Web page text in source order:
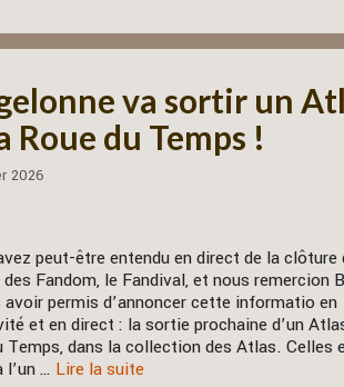
va sortir un
Roue du Temps !
2026
peut-être entendu en direct de la clôture
Fandom, le Fandival, et nous remercion
avoir permis d’annoncer cette informatio en
et en direct : la sortie prochaine d’un
Temps, dans la collection des Atlas. Celles
l’un … Lire la suite